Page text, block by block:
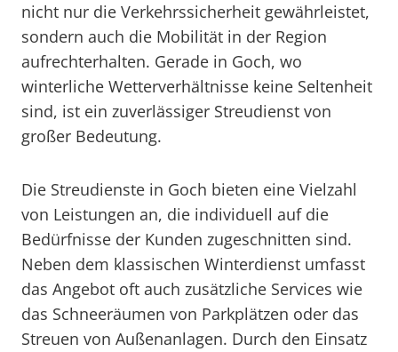
nicht nur die Verkehrssicherheit gewährleistet,
sondern auch die Mobilität in der Region
aufrechterhalten. Gerade in Goch, wo
winterliche Wetterverhältnisse keine Seltenheit
sind, ist ein zuverlässiger Streudienst von
großer Bedeutung.
Die Streudienste in Goch bieten eine Vielzahl
von Leistungen an, die individuell auf die
Bedürfnisse der Kunden zugeschnitten sind.
Neben dem klassischen Winterdienst umfasst
das Angebot oft auch zusätzliche Services wie
das Schneeräumen von Parkplätzen oder das
Streuen von Außenanlagen. Durch den Einsatz